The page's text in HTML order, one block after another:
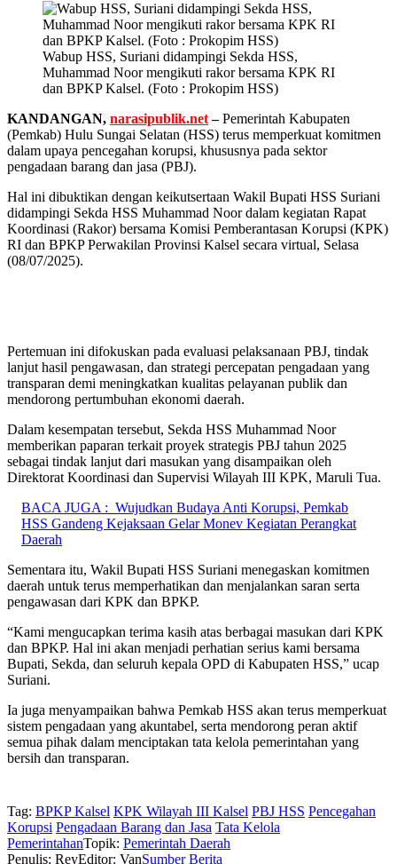
Wabup HSS, Suriani didampingi Sekda HSS,
Muhammad Noor mengikuti rakor bersama KPK RI
dan BPKP Kalsel. (Foto : Prokopim HSS)
KANDANGAN, narasipublik.net–Pemerintah Kabupaten
(Pemkab) Hulu Sungai Selatan (HSS) terus memperkuat komitmen
dalam upaya pencegahan korupsi, khususnya pada sektor
pengadaan barang dan jasa (PBJ).
Hal ini dibuktikan dengan keikutsertaan Wakil Bupati HSS Suriani
didampingi Sekda HSS Muhammad Noor dalam kegiatan Rapat
Koordinasi (Rakor) bersama Komisi Pemberantasan Korupsi (KPK)
RI dan BPKP Perwakilan Provinsi Kalsel secara virtual, Selasa
(08/07/2025).
Pertemuan ini difokuskan pada evaluasi pelaksanaan PBJ, tindak
lanjut hasil pengawasan, dan strategi percepatan pengadaan yang
transparan demi meningkatkan kualitas pelayanan publik dan
mendorong pertumbuhan ekonomi daerah.
Dalam kesempatan tersebut, Sekda HSS Muhammad Noor
memberikan paparan terkait proyek strategis PBJ tahun 2025
sebagai tindak lanjut dari masukan yang disampaikan oleh
Direktorat Koordinasi dan Supervisi Wilayah III KPK, Maruli Tua.
BACA JUGA : Wujudkan Budaya Anti Korupsi, Pemkab
HSS Gandeng Kejaksaan Gelar Monev Kegiatan Perangkat
Daerah
Sementara itu, Wakil Bupati HSS Suriani menegaskan komitmen
daerah untuk terus memperhatikan dan menjalankan saran serta
pengawasan dari KPK dan BPKP.
“Kami mengucapkan terima kasih atas berbagai masukan dari KPK
dan BPKP. Hal ini akan menjadi perhatian serius kami bersama
Bupati, Sekda, dan seluruh kepala OPD di Kabupaten HSS,” ucap
Suriani.
Ia juga menyampaikan bahwa Pemkab HSS akan terus memperkuat
sistem pengadaan yang akuntabel, serta mendorong peran aktif
semua pihak dalam menciptakan tata kelola pemerintahan yang
bersih dan transparan.
Tag: BPKP Kalsel KPK Wilayah III Kalsel PBJ HSS Pencegahan
Korupsi Pengadaan Barang dan Jasa Tata Kelola
PemerintahanTopik: Pemerintah Daerah
Penulis: ReyEditor: VanSumber Berita